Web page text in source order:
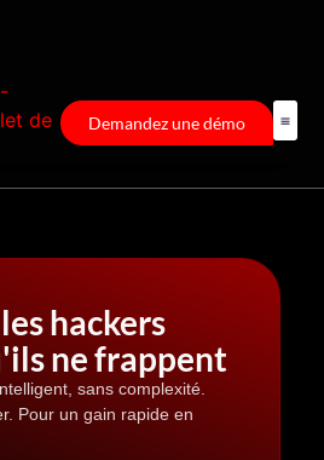
Demandez une démo
hackers
ne frappent
sans complexité.
Pour un gain rapide en